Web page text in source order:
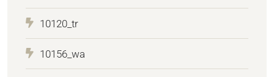
10120_tr
10156_wa